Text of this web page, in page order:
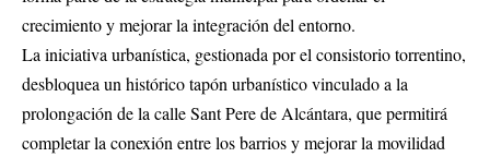
crecimiento y mejorar la integración del entorno.
La iniciativa urbanística, gestionada por el consistorio torrentino,
desbloquea un histórico tapón urbanístico vinculado a la
prolongación de la calle Sant Pere de Alcántara, que permitirá
completar la conexión entre los barrios y mejorar la movilidad